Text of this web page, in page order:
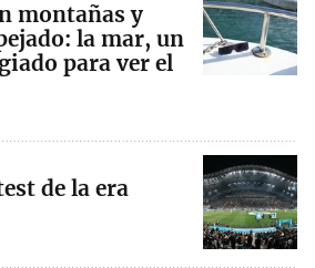
montañas y
la mar, un
para ver el
de la era